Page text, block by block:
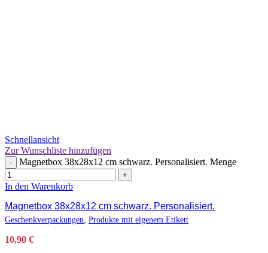
Schnellansicht
Zur Wunschliste hinzufügen
- Magnetbox 38x28x12 cm schwarz. Personalisiert. Menge
+
In den Warenkorb
Magnetbox 38x28x12 cm schwarz. Personalisiert.
Geschenkverpackungen Produkte mit eigenem Etikett
10,90 €